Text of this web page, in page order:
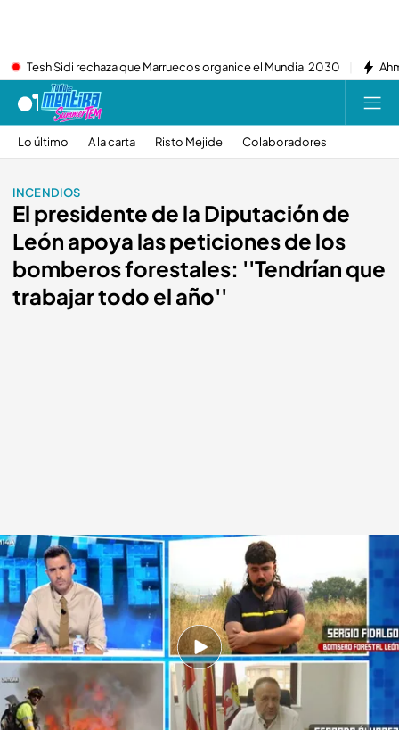
Tesh Sidi rechaza que Marruecos organice el Mundial 2030
Lo último A la carta Risto Mejide Colaboradores
INCENDIOS
El presidente de la Diputación de
León apoya las peticiones de los
bomberos forestales: ''Tendrían que
trabajar todo el año''
Gerardo Álvarez entra en directo en 'TEM'
Déborah De la Calle
14 AGO 2025 - 17:20h.
Gerardo Álvarez, presidente de la Diputación
de León, entra en directo en 'Todo es mentira'
para hacer una valoración sobre lo que está